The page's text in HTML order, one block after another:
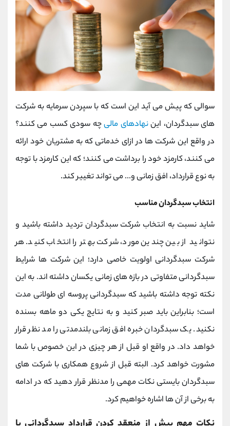
سوالی که پیش می آید این است که با سپردن سرمایه به شرکت
های سبدگردان، ایننهادهای مالیچه سودی کسب می کنند؟
در واقع این شرکت ها در ازای خدماتی که به مشتریان خود ارائه
می کنند، کارمزد خود را برداشت می کنند؛ که این کارمزد با توجه
به نوع قرارداد، افق زمانی و... می تواند تغییر کند.
انتخاب سبدگردان مناسب
شاید نسبت به انتخاب شرکت سبدگردان تردید داشته باشید و
نتوانید از بین چندین مورد، شرکت بهتر را انتخاب کنید. هر
شرکت سبدگردانی اولویت خاصی دارد؛ این شرکت ها شرایط
سبدگردانی متفاوتی در بازه های زمانی یکسان داشته اند. به این
نکته توجه داشته باشید که سبدگردانی پروسه ای طولانی مدت
است؛ بنابراین باید صبر کنید و به نتایج یکی دو ماهه بسنده
نکنید. یک سبدگردان خبره افق زمانی بلندمدتی را مد نظر قرار
خواهد داد. در واقع او قبل از هر چیزی در این خصوص با شما
مشورت خواهد کرد. البته قبل از شروع همکاری با شرکت های
سبدگردان بایستی نکات مهمی را مدنظر قرار دهید که در ادامه
به برخی از آن ها اشاره خواهیم کرد.